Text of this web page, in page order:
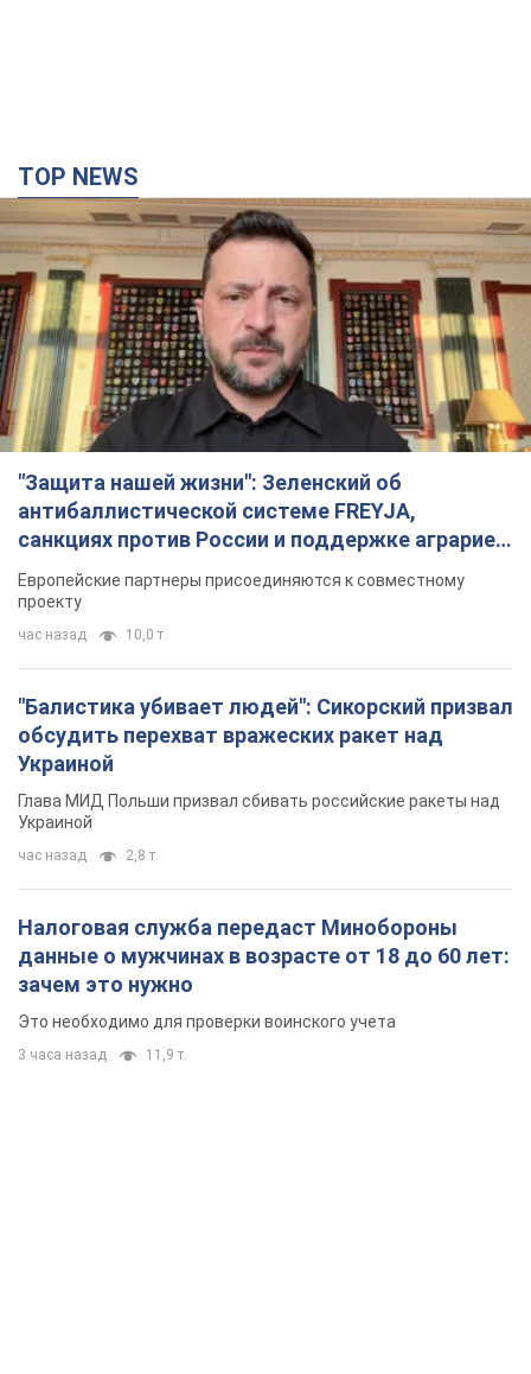
TOP NEWS
"Защита нашей жизни": Зеленский об
антибаллистической системе FREYJA,
санкциях против России и поддержке аграриев.
Видео
Европейские партнеры присоединяются к совместному
проекту
час назад 10,0 т.
"Балистика убивает людей": Сикорский призвал
обсудить перехват вражеских ракет над
Украиной
Глава МИД Польши призвал сбивать российские ракеты над
Украиной
час назад 2,8 т.
Налоговая служба передаст Минобороны
данные о мужчинах в возрасте от 18 до 60 лет:
зачем это нужно
Это необходимо для проверки воинского учета
3 часа назад 11,9 т.